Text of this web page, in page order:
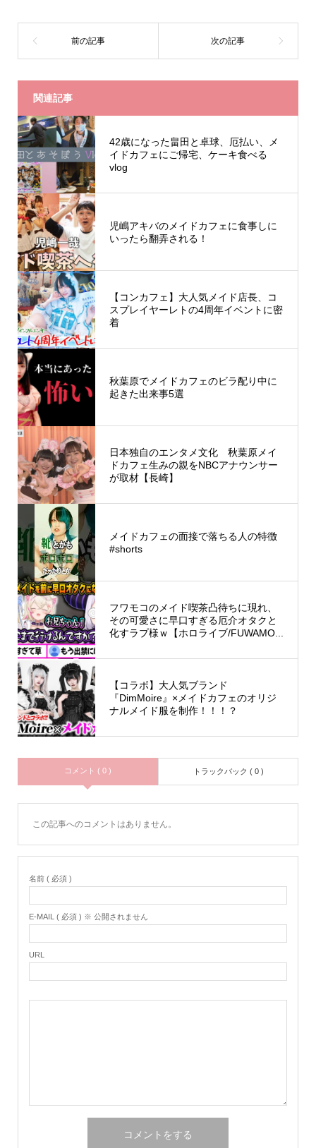
関連記事
42歳になった畠田と卓球、厄払い、メ
イドカフェにご帰宅、ケーキ食べる
vlog
児嶋アキバのメイドカフェに食事しに
いったら翻弄される！
【コンカフェ】大人気メイド店長、コ
スプレイヤーレトの4周年イベントに密
着
秋葉原でメイドカフェのビラ配り中に
起きた出来事5選
日本独自のエンタメ文化 秋葉原メイ
ドカフェ生みの親をNBCアナウンサー
が取材【長崎】
メイドカフェの面接で落ちる人の特徴
#shorts
フワモコのメイド喫茶凸待ちに現れ、
その可愛さに早口すぎる厄介オタクと
化すラプ様ｗ【ホロライブ/FUWAMO...
【コラボ】大人気ブランド
『DimMoire』×メイドカフェのオリジ
ナルメイド服を制作！！！？
コメント ( 0 ) トラックバック ( 0 )
この記事へのコメントはありません。
名前 ( 必須 )
E-MAIL ( 必須 ) ※ 公開されません
URL